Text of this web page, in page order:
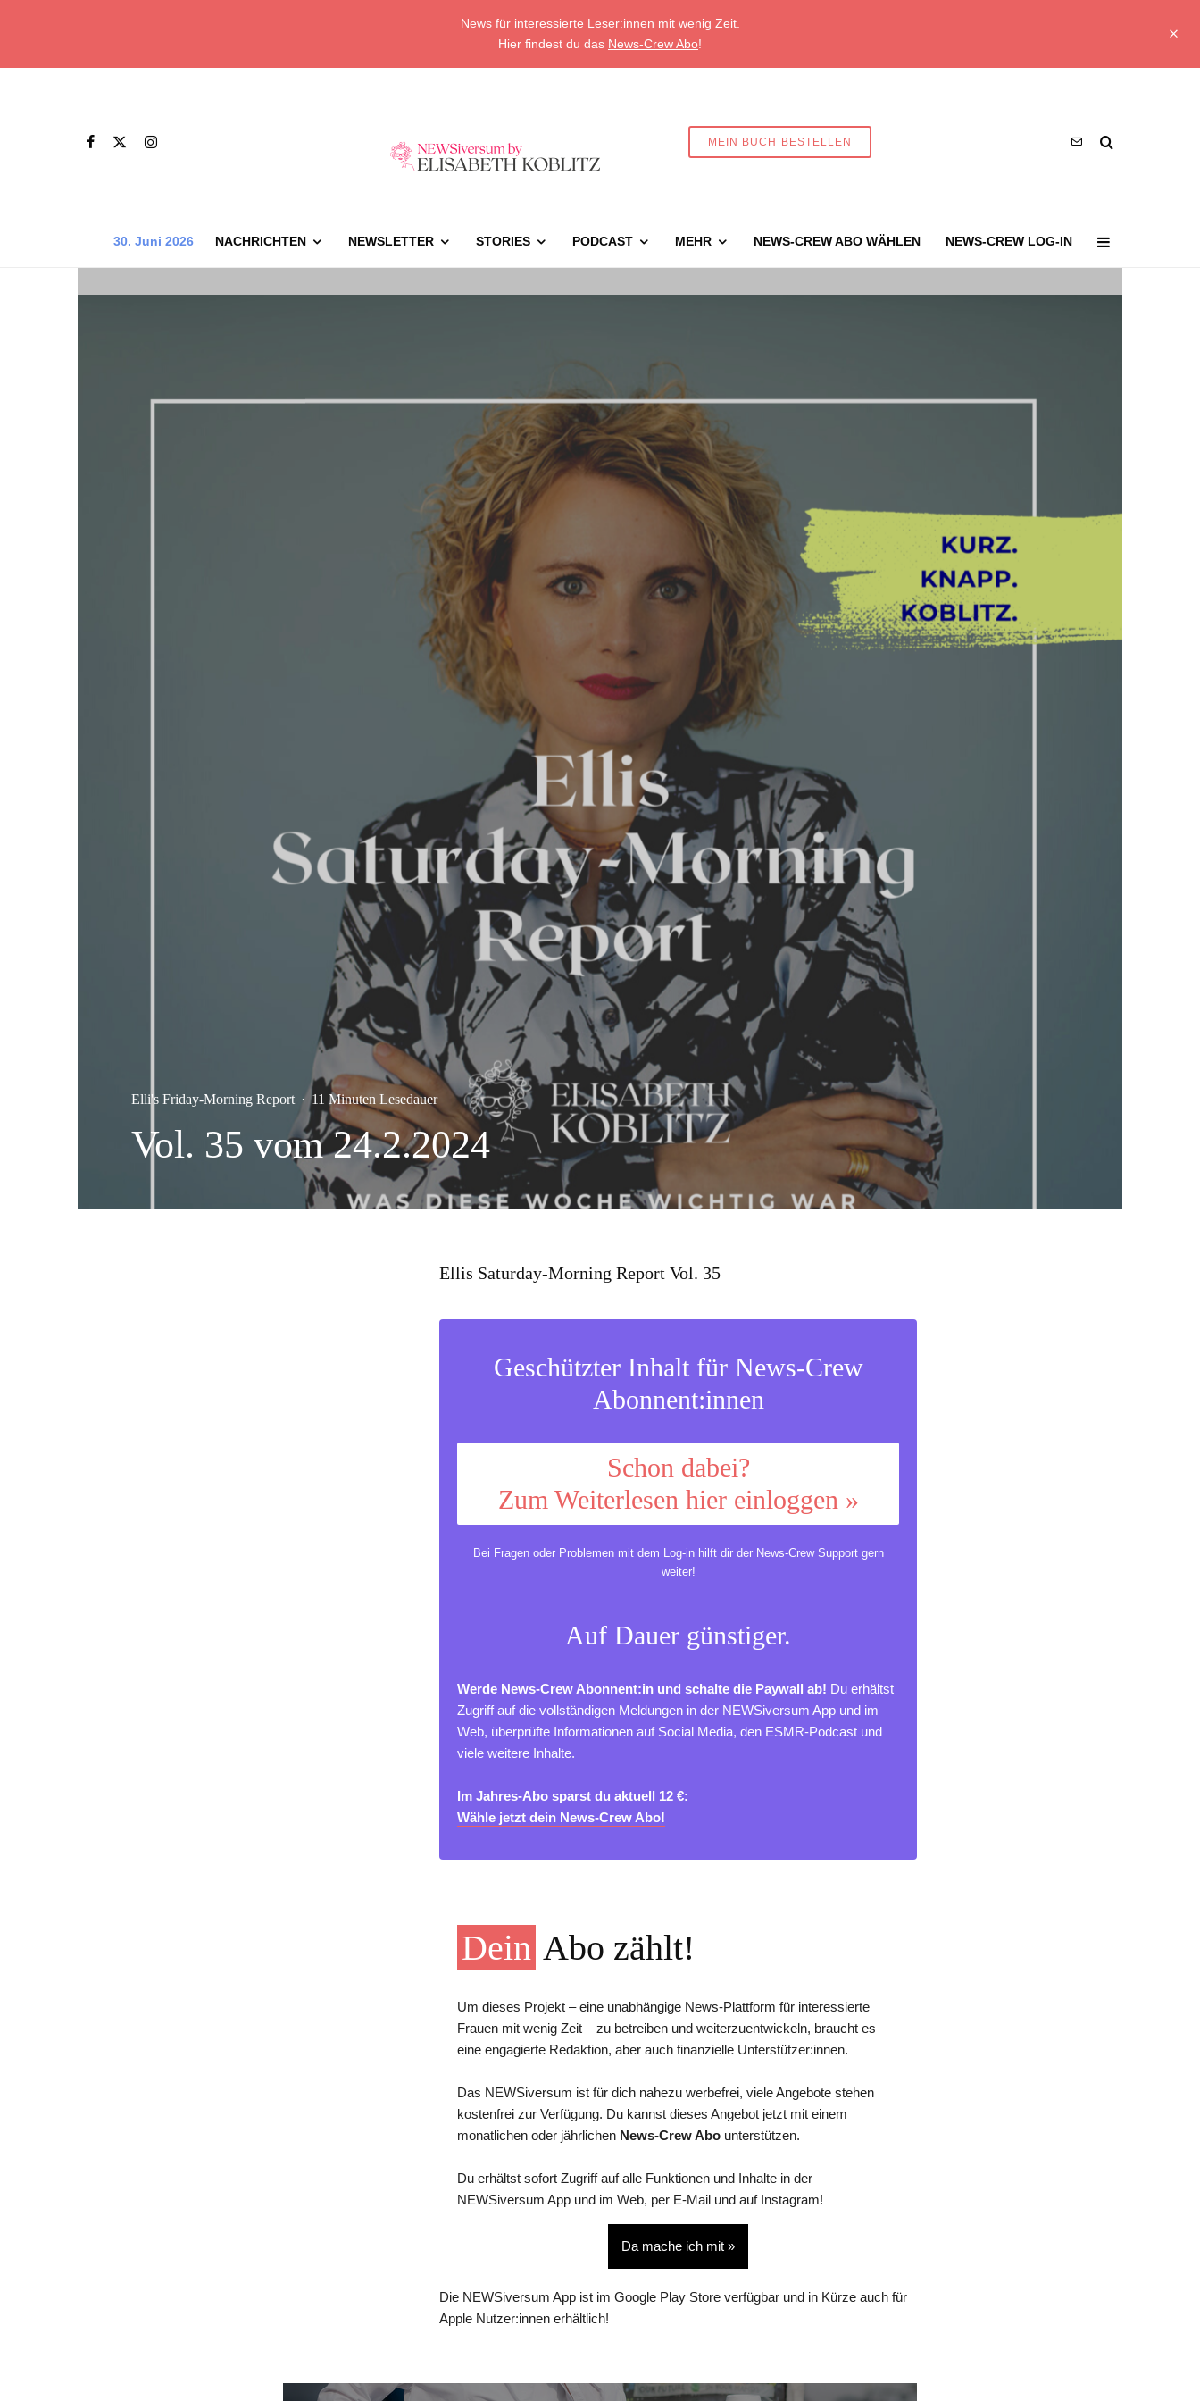
News für interessierte Leser:innen mit wenig Zeit.
Hier findest du das News-Crew Abo!
MEIN BUCH BESTELLEN
30. Juni 2026 NACHRICHTEN NEWSLETTER STORIES PODCAST MEHR NEWS-CREW ABO WÄHLEN NEWS-CREW LOG-IN
Elli's Friday-Morning Report · 11 Minuten Lesedauer
Vol. 35 vom 24.2.2024
Ellis Saturday-Morning Report Vol. 35
Geschützter Inhalt für News-Crew
Abonnent:innen
Schon dabei?
Zum Weiterlesen hier einloggen »
Bei Fragen oder Problemen mit dem Log-in hilft dir der News-Crew Supportgern
weiter!
Auf Dauer günstiger.
Werde News-Crew Abonnent:in und schalte die Paywall ab! Du erhältst
Zugriff auf die vollständigen Meldungen in der NEWSiversum App und im
Web, überprüfte Informationen auf Social Media, den ESMR-Podcast und
viele weitere Inhalte.
Im Jahres-Abo sparst du aktuell 12 €:
Wähle jetzt dein News-Crew Abo!
Dein Abo zählt!
Um dieses Projekt – eine unabhängige News-Plattform für interessierte
Frauen mit wenig Zeit – zu betreiben und weiterzuentwickeln, braucht es
eine engagierte Redaktion, aber auch finanzielle Unterstützer:innen.
Das NEWSiversum ist für dich nahezu werbefrei, viele Angebote stehen
kostenfrei zur Verfügung. Du kannst dieses Angebot jetzt mit einem
monatlichen oder jährlichen News-Crew Abo unterstützen.
Du erhältst sofort Zugriff auf alle Funktionen und Inhalte in der
NEWSiversum App und im Web, per E-Mail und auf Instagram!
Da mache ich mit »
Die NEWSiversum App ist im Google Play Store verfügbar und in Kürze auch für
Apple Nutzer:innen erhältlich!